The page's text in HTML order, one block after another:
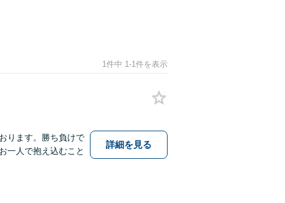
1件中 1-1件を表示
ります。勝ち負けで
一人で抱え込むこと
詳細を見る